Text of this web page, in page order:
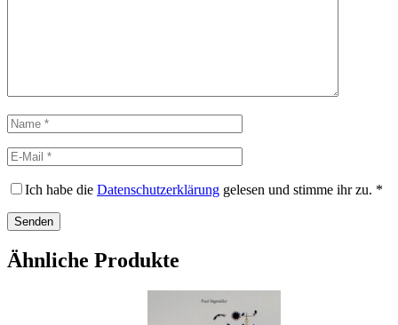
Name
E-
Mail
Ich habe die Datenschutzerklärung gelesen und stimme ihr zu. *
Ähnliche Produkte